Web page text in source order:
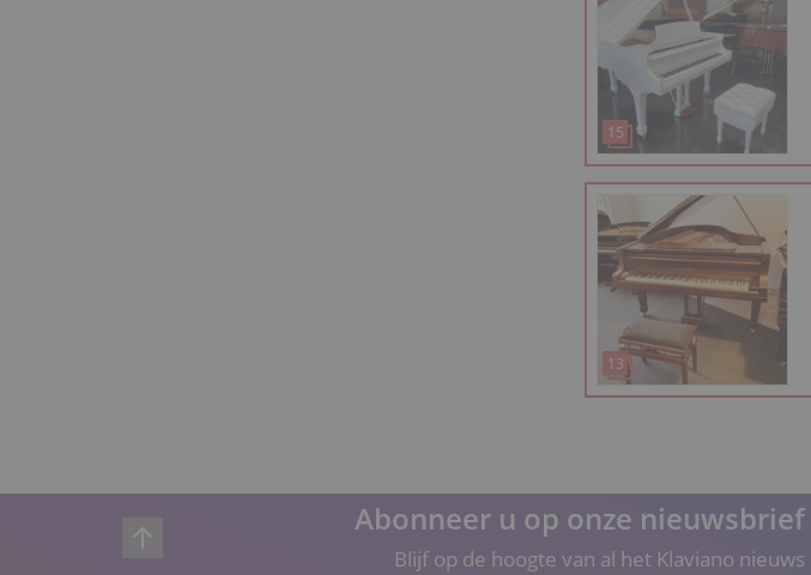
Abonneer u op onze nieuwsbrief
Blijf op de hoogte van al het Klaviano nieuws